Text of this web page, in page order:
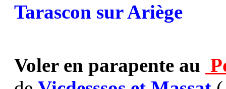
Tarascon sur Ariège
Voler en parapente au